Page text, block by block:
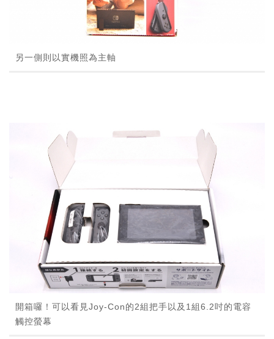
另一側則以實機照為主軸
開箱囉！可以看見Joy-Con的2組把手以及1組6.2吋的電容
觸控螢幕